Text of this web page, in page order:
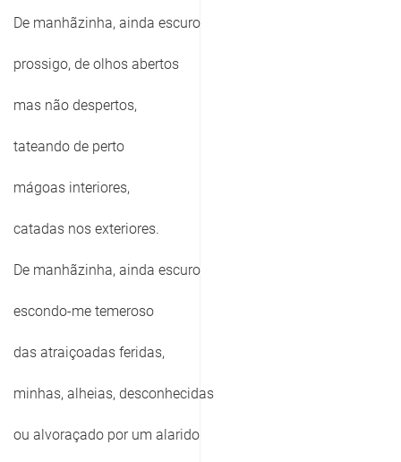
De manhãzinha, ainda escuro
prossigo, de olhos abertos
mas não despertos,
tateando de perto
mágoas interiores,
catadas nos exteriores.
De manhãzinha, ainda escuro
escondo-me temeroso
das atraiçoadas feridas,
minhas, alheias, desconhecidas
ou alvoraçado por um alarido